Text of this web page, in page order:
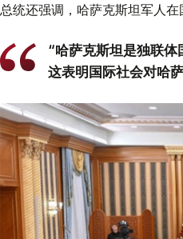
总统还强调，哈萨克斯坦军人在
“哈萨克斯坦是独联体
这表明国际社会对哈